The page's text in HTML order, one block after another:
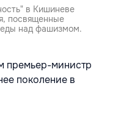
в Кишиневе
посвященные
над фашизмом.
премьер-министр
поколение в